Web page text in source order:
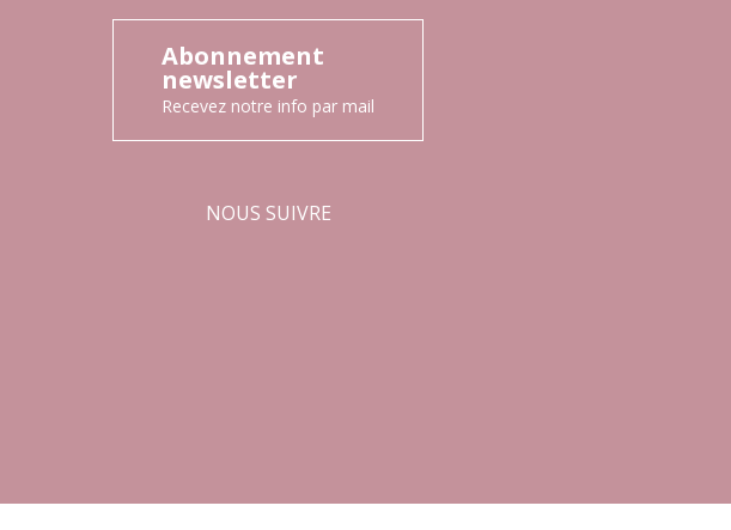
Abonnement
newsletter
Recevez notre info par mail
NOUS SUIVRE